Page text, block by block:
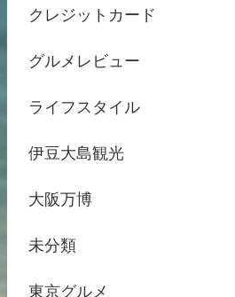
クレジットカード
グルメレビュー
ライフスタイル
伊豆大島観光
大阪万博
未分類
東京グルメ